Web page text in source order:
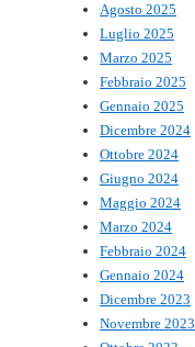
Agosto 2025
Luglio 2025
Marzo 2025
Febbraio 2025
Gennaio 2025
Dicembre 2024
Ottobre 2024
Giugno 2024
Maggio 2024
Marzo 2024
Febbraio 2024
Gennaio 2024
Dicembre 2023
Novembre 2023